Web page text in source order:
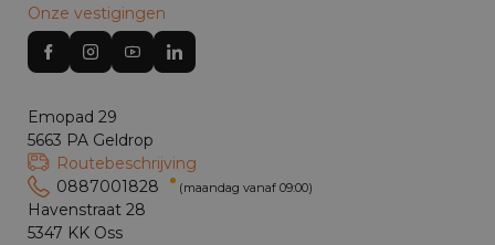
Onze vestigingen
Emopad 29
5663 PA Geldrop
Routebeschrijving
0887001828
(maandag vanaf 09:00)
Havenstraat 28
5347 KK Oss